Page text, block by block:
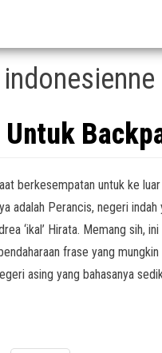
berkesempatan untuk ke
adalah Perancis, negeri
‘ikal’ Hirata. Memang sih,
frase yang
asing yang bahasanya